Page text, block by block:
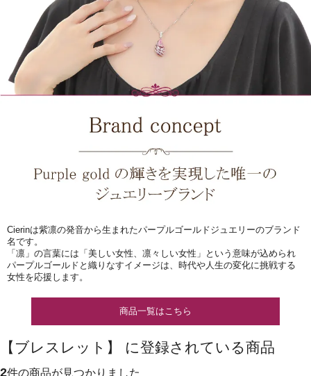
Cierinは紫凛の発音から生まれたパープルゴールドジュエリーのブランド
名です。
「凛」の言葉には「美しい女性、凛々しい女性」という意味が込められ
パープルゴールドと織りなすイメージは、時代や人生の変化に挑戦する
女性を応援します。
商品一覧はこちら
【ブレスレット】 に登録されている商品
2件の商品が見つかりました